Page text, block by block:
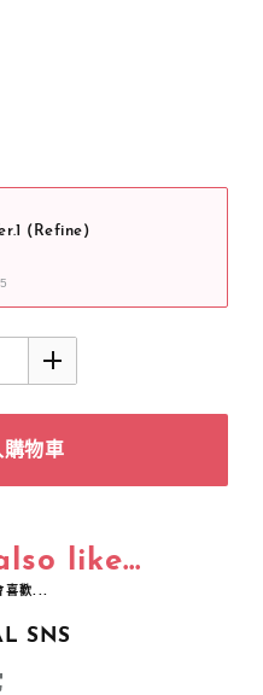
(Refine)
物車
like...
喜歡...
SNS